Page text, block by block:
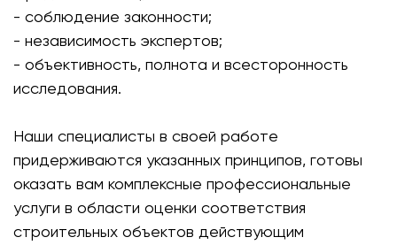
- соблюдение законности;
- независимость экспертов;
- объективность, полнота и всесторонность
исследования.
Наши специалисты в своей работе
придерживаются указанных принципов, готовы
оказать вам комплексные профессиональные
услуги в области оценки соответствия
строительных объектов действующим